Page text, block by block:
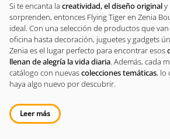
Si te encanta la creatividad, el diseño originaly
sorprenden, entonces Flying Tiger en Zenia
ideal. Con una selección de productos que
oficina hasta decoración, juguetes y gadgets
Zenia es el lugar perfecto para encontrar esos
llenan de alegría la vida diaria. Además, cada
catálogo con nuevascolecciones temáticas, lo
haya algo nuevo por descubrir.
Leer más